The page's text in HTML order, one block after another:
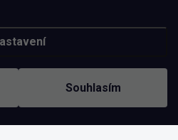
Souhlasím
. Všechna práva vyhrazena.